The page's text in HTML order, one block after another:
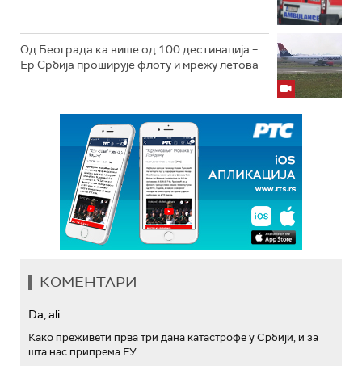
Од Београда ка више од 100 дестинација –
Ер Србија проширује флоту и мрежу летова
КОМЕНТАРИ
Da, ali...
Како преживети прва три дана катастрофе у Србији, и за
шта нас припрема ЕУ